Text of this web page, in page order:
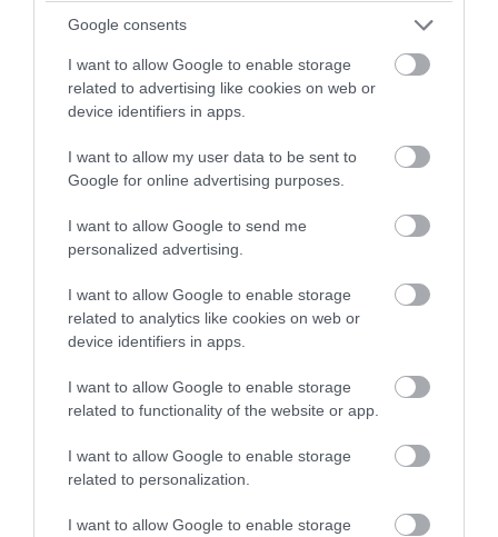
Google consents
I want to allow Google to enable storage
related to advertising like cookies on web or
device identifiers in apps.
I want to allow my user data to be sent to
Google for online advertising purposes.
I want to allow Google to send me
personalized advertising.
I want to allow Google to enable storage
related to analytics like cookies on web or
device identifiers in apps.
I want to allow Google to enable storage
related to functionality of the website or app.
I want to allow Google to enable storage
related to personalization.
I want to allow Google to enable storage
PRONEWS.GR /CELEBRITIES
συναυλία της που της πέταξε δίσκους με
λουλούδια στο κεφάλι: Η αντίδρασή της
07.08.2026 | 06:15